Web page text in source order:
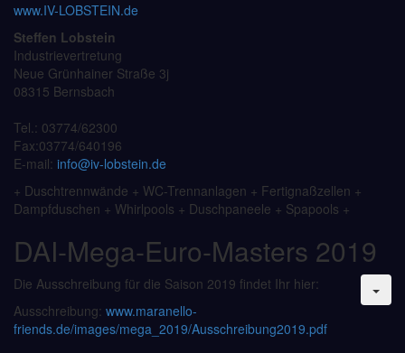
www.IV-LOBSTEIN.de
Steffen Lobstein
Industrievertretung
Neue Grünhainer Straße 3j
08315 Bernsbach
Tel.: 03774/62300
Fax:03774/640196
E-mail: info@iv-lobstein.de
+ Duschtrennwände + WC-Trennanlagen + Fertignaßzellen +
Dampfduschen + Whirlpools + Duschpaneele + Spapools +
DAI-Mega-Euro-Masters 2019
Die Ausschreibung für die Saison 2019 findet Ihr hier:
Ausschreibung: www.maranello-
friends.de/images/mega_2019/Ausschreibung2019.pdf